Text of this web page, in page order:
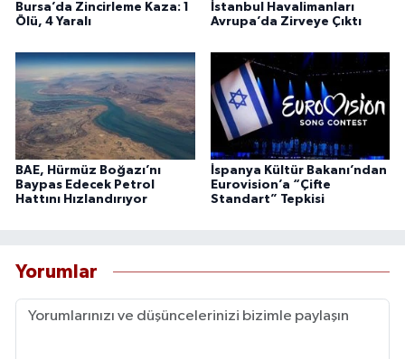
Bursa’da Zincirleme Kaza: 1
Ölü, 4 Yaralı
İstanbul Havalimanları
Avrupa’da Zirveye Çıktı
BAE, Hürmüz Boğazı’nı
Baypas Edecek Petrol
Hattını Hızlandırıyor
İspanya Kültür Bakanı’ndan
Eurovision’a “Çifte
Standart” Tepkisi
Yorumlar